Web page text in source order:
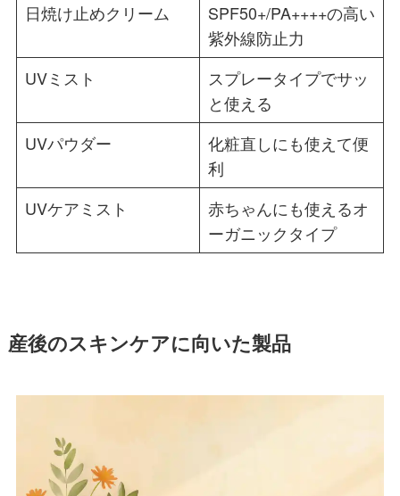
日焼け止めクリーム
SPF50+/PA++++の高い
紫外線防止力
UVミスト
スプレータイプでサッ
と使える
UVパウダー
化粧直しにも使えて便
利
UVケアミスト
赤ちゃんにも使えるオ
ーガニックタイプ
産後のスキンケアに向いた製品